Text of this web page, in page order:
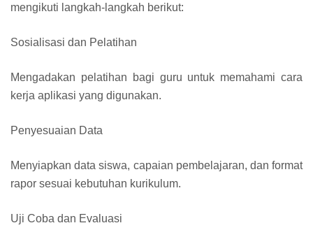
mengikuti langkah-langkah berikut:
Sosialisasi dan Pelatihan
Mengadakan pelatihan bagi guru untuk memahami cara
kerja aplikasi yang digunakan.
Penyesuaian Data
Menyiapkan data siswa, capaian pembelajaran, dan format
rapor sesuai kebutuhan kurikulum.
Uji Coba dan Evaluasi